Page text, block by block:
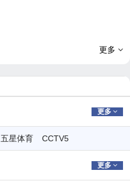
更多
更多
五星体育 CCTV5
更多